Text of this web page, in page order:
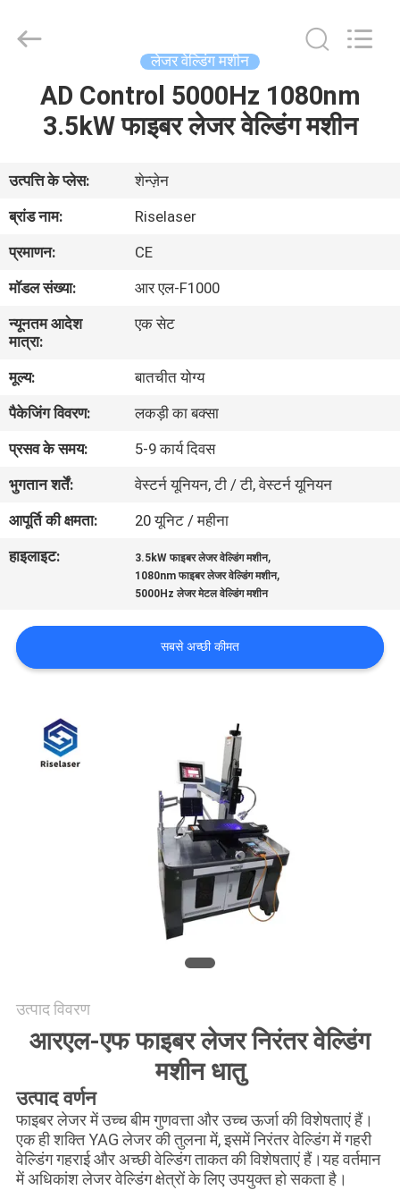
वीआर
शो
हमारे
बारे
कारखाना
भ्रमण
गुणवत्ता
करें
उद्धरण
PRIVACY
POLICY
Technology
लेजर वेल्डिंग मशीन
AD Control 5000Hz 1080nm
3.5kW फाइबर लेजर वेल्डिंग मशीन
उत्पत्ति के प्लेस:
शेन्ज़ेन
ब्रांड नाम:
Riselaser
प्रमाणन:
CE
मॉडल संख्या:
आर एल-F1000
न्यूनतम आदेश
मात्रा:
एक सेट
मूल्य:
बातचीत योग्य
पैकेजिंग विवरण:
लकड़ी का बक्सा
प्रसव के समय:
5-9 कार्य दिवस
भुगतान शर्तें:
वेस्टर्न यूनियन, टी / टी, वेस्टर्न यूनियन
आपूर्ति की क्षमता:
20 यूनिट / महीना
हाइलाइट:
3.5kW फाइबर लेजर वेल्डिंग मशीन,
1080nm फाइबर लेजर वेल्डिंग मशीन,
5000Hz लेजर मेटल वेल्डिंग मशीन
सबसे अच्छी कीमत
उत्पाद विवरण
आरएल-एफ फाइबर लेजर निरंतर वेल्डिंग
मशीन धातु
उत्पाद वर्णन
फाइबर लेजर में उच्च बीम गुणवत्ता और उच्च ऊर्जा की विशेषताएं हैं।
एक ही शक्ति YAG लेजर की तुलना में, इसमें निरंतर वेल्डिंग में गहरी
वेल्डिंग गहराई और अच्छी वेल्डिंग ताकत की विशेषताएं हैं।यह वर्तमान
में अधिकांश लेजर वेल्डिंग क्षेत्रों के लिए उपयुक्त हो सकता है।